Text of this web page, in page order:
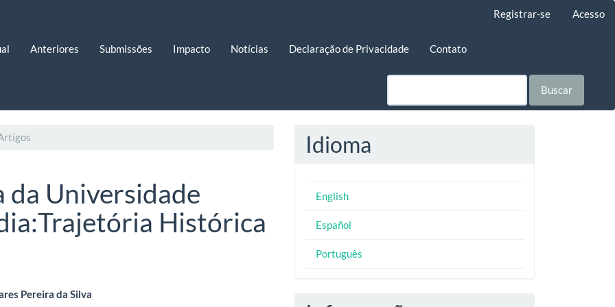
Registrar-se Acesso
Anteriores Submissões Impacto Notícias Declaração de Privacidade Contato
Buscar
da Universidade
Histórica
Pereira da Silva
Idioma
English
Español
Português